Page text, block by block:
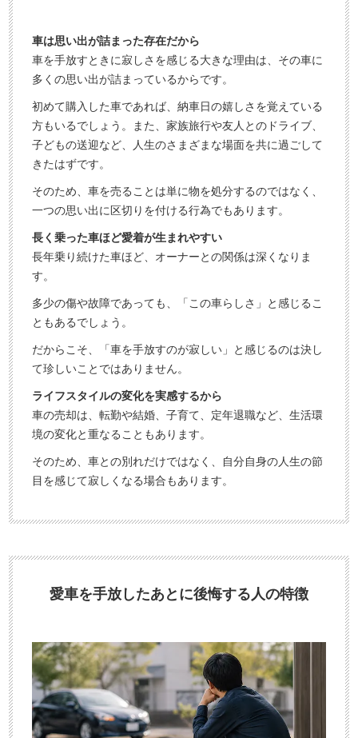
す
ぐ
無
査
定
申
み
軽
に
ご
談
車は思い出が詰まった存在だから
車を手放すときに寂しさを感じる大きな理由は、その車に
多くの思い出が詰まっているからです。
初めて購入した車であれば、納車日の嬉しさを覚えている
方もいるでしょう。また、家族旅行や友人とのドライブ、
子どもの送迎など、人生のさまざまな場面を共に過ごして
きたはずです。
そのため、車を売ることは単に物を処分するのではなく、
一つの思い出に区切りを付ける行為でもあります。
長く乗った車ほど愛着が生まれやすい
長年乗り続けた車ほど、オーナーとの関係は深くなりま
す。
多少の傷や故障であっても、「この車らしさ」と感じるこ
ともあるでしょう。
だからこそ、「車を手放すのが寂しい」と感じるのは決し
て珍しいことではありません。
ライフスタイルの変化を実感するから
車の売却は、転勤や結婚、子育て、定年退職など、生活環
境の変化と重なることもあります。
そのため、車との別れだけではなく、自分自身の人生の節
目を感じて寂しくなる場合もあります。
愛車を手放したあとに後悔する人の特徴